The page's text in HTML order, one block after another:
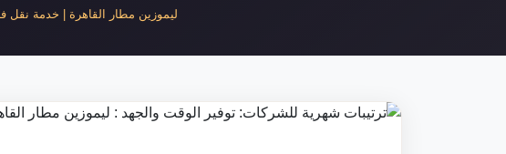
ليموزين مطار القاهرة | خدمة نقل